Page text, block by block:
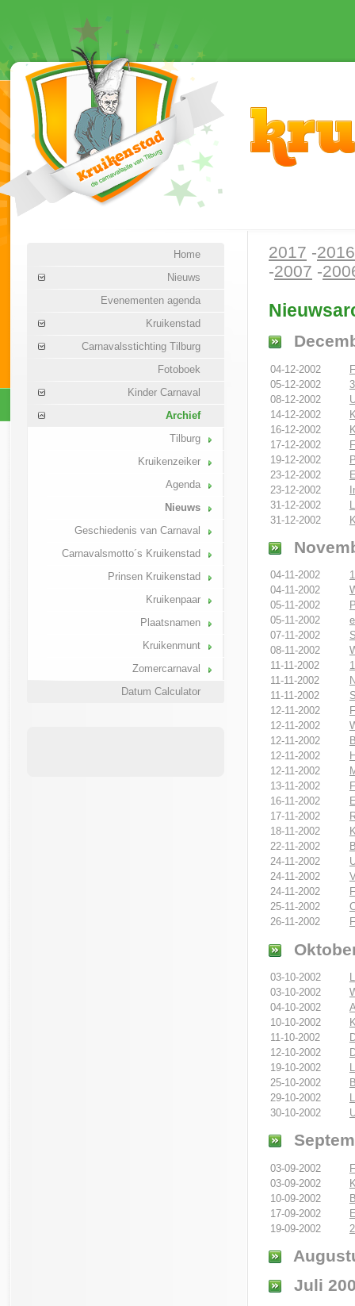
Home
Nieuws
Evenementen agenda
Kruikenstad
Carnavalsstichting Tilburg
Fotoboek
Kinder Carnaval
Archief
Tilburg
Kruikenzeiker
Agenda
Nieuws
Geschiedenis van Carnaval
Carnavalsmotto´s Kruikenstad
Prinsen Kruikenstad
Kruikenpaar
Plaatsnamen
Kruikenmunt
Zomercarnaval
Datum Calculator
2017 -2016
-2007 -
04-12-2002
05-12-2002
08-12-2002
14-12-2002
16-12-2002
17-12-2002
19-12-2002
23-12-2002
23-12-2002
31-12-2002
31-12-2002
04-11-2002
04-11-2002
05-11-2002
05-11-2002
07-11-2002
08-11-2002
11-11-2002
11-11-2002
11-11-2002
12-11-2002
12-11-2002
12-11-2002
12-11-2002
12-11-2002
13-11-2002
16-11-2002
17-11-2002
18-11-2002
22-11-2002
24-11-2002
24-11-2002
24-11-2002
25-11-2002
26-11-2002
03-10-2002
03-10-2002
04-10-2002
10-10-2002
11-10-2002
12-10-2002
19-10-2002
25-10-2002
29-10-2002
30-10-2002
03-09-2002
03-09-2002
10-09-2002
17-09-2002
19-09-2002
Juli